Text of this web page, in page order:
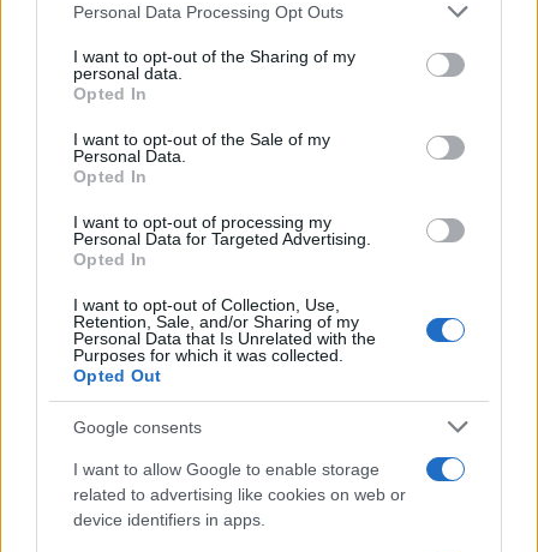
Personal Data Processing Opt Outs
I want to opt-out of the Sharing of my
personal data.
Opted In
I want to opt-out of the Sale of my
Personal Data.
Opted In
I want to opt-out of processing my
Personal Data for Targeted Advertising.
Opted In
I want to opt-out of Collection, Use,
Retention, Sale, and/or Sharing of my
Personal Data that Is Unrelated with the
Purposes for which it was collected.
Opted Out
Google consents
I want to allow Google to enable storage
related to advertising like cookies on web or
device identifiers in apps.
promettevano “ad altre persone il corrispettivo
illecito di40 milioni di eurocorrispondenti al
50% della complessiva provvigione di 80 milioni di
tra la “parte colombiana” e la “parte italiana”, il
tutto attraverso il ricorso allo studio legale
associato americano con sede a Miami Robert
Allen Law.
La replica di D’Alema
“Il presidente D’ Alema ha fornito la massima
collaborazione all’autorità giudiziaria. Siamo certi
che sarà dimostrata la più assoluta infondatezza
dell’ipotesi di reato a suo carico”, ha detto
Gianluca Luongo